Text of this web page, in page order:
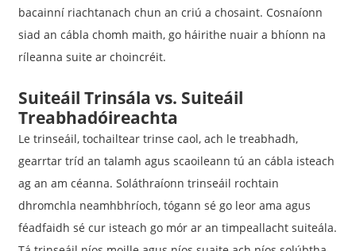
bacainní riachtanach chun an criú a chosaint. Cosnaíonn
siad an cábla chomh maith, go háirithe nuair a bhíonn na
ríleanna suite ar choincréit.
Suiteáil Trinsála vs. Suiteáil
Treabhadóireachta
Le trinseáil, tochailtear trinse caol, ach le treabhadh,
gearrtar tríd an talamh agus scaoileann tú an cábla isteach
ag an am céanna. Soláthraíonn trinseáil rochtain
dhromchla neamhbhríoch, tógann sé go leor ama agus
féadfaidh sé cur isteach go mór ar an timpeallacht suiteála.